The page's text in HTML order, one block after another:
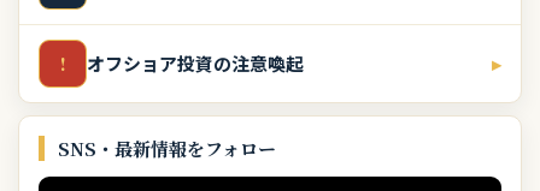
! オフショア投資の注意喚起 ▸
SNS・最新情報をフォロー